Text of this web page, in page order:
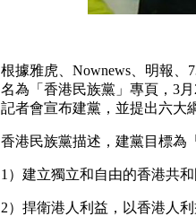
根據雅虎、Nownews、明報、
名為「香港民族黨」專頁，3
記者會宣布建黨，並提出六大
香港民族黨描述，建黨目標為
1）建立獨立和自由的香港共和
2）捍衛港人利益，以香港人